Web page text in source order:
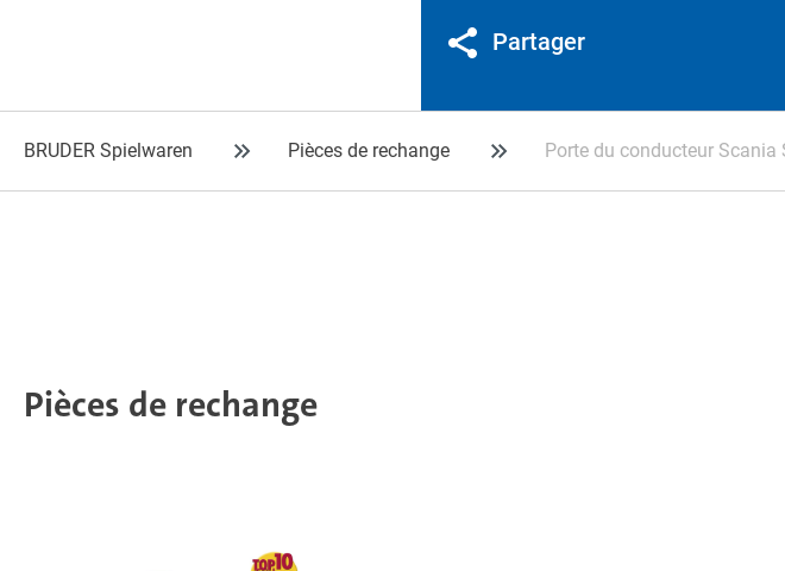
Partager
BRUDER Spielwaren Pièces de rechange Porte du conducteur Scania
Pièces de rechange